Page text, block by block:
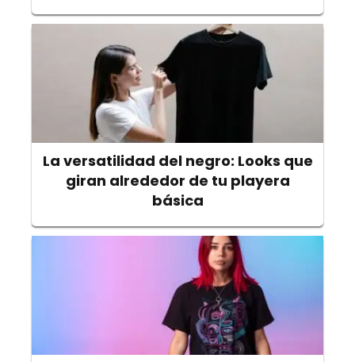
La versatilidad del negro: Looks que
giran alrededor de tu playera
básica